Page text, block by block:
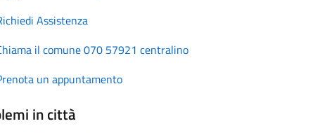
Assistenza
il comune 070 57921 centralino
un appuntamento
in città